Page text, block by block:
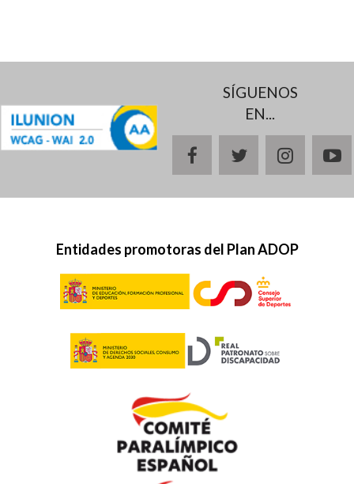
SÍGUENOS
EN...
facebooktwitter
Entidades promotoras del Plan ADOP